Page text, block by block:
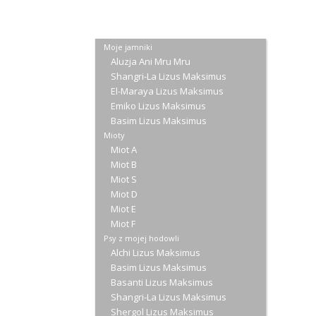
Moje jamniki
Aluzja Ani Mru Mru
Shangri-La Lizus Maksimus
El-Maraya Lizus Maksimus
Emiko Lizus Maksimus
Basim Lizus Maksimus
Mioty
Miot A
Miot B
Miot S
Miot D
Miot E
Miot F
Psy z mojej hodowli
Alchi Lizus Maksimus
Basim Lizus Maksimus
Basanti Lizus Maksimus
Shangri-La Lizus Maksimus
Shergol Lizus Maksimus